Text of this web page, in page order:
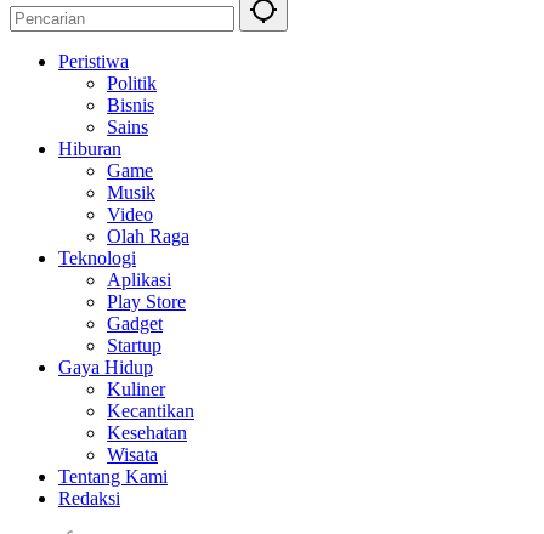
Peristiwa
Politik
Bisnis
Sains
Hiburan
Game
Musik
Video
Olah Raga
Teknologi
Aplikasi
Play Store
Gadget
Startup
Gaya Hidup
Kuliner
Kecantikan
Kesehatan
Wisata
Tentang Kami
Redaksi